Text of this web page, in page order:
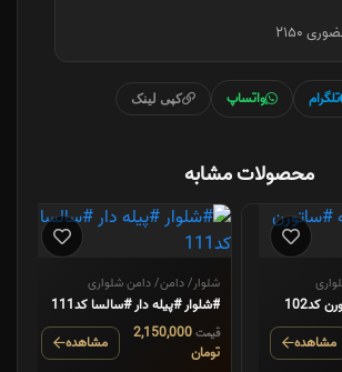
۲۱۵۰
تلگرام واتساپ کپی لینک
محصولات مشابه
کد102
مشاهده
شلوار/ دامن/ دامن شلواری
#شلوار #پیله دار #سالسا کد111
قیمت 2,150,000
تومان
مشاهده